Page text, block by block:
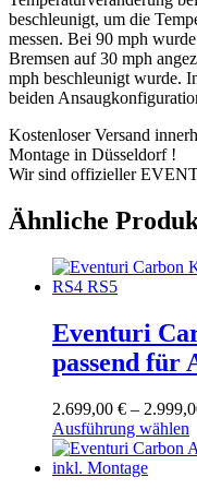
beschleunigt, um die
messen. Bei 90 mph
Bremsen auf 30 mph
mph beschleunigt wurde.
beiden
Kostenloser Versand
Montage in Düsseldorf !
Wir sind offizieller
Ähnliche
Eventuri
passend für
2.699,00 € –
Ausführung wählen